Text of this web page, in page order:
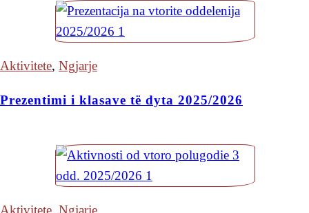
Aktivitete, Ngjarje
Prezentimi i klasave të dyta 2025/2026
Aktivitete, Ngjarje